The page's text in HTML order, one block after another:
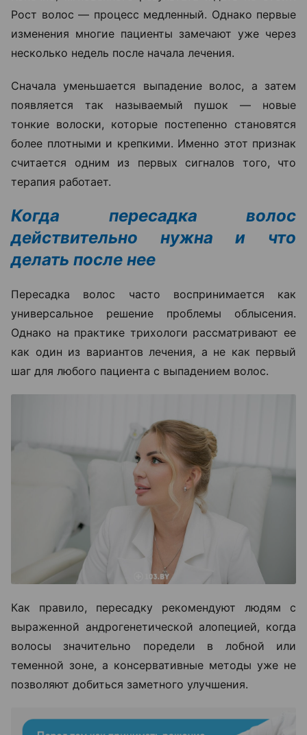
Рост волос — процесс медленный. Однако первые
изменения многие пациенты замечают уже через
несколько недель после начала лечения.
Сначала уменьшается выпадение волос, а затем
появляется так называемый пушок — новые
тонкие волоски, которые постепенно становятся
более плотными и крепкими. Именно этот признак
считается одним из первых сигналов того, что
терапия работает.
Когда пересадка волос
действительно нужна и что
делать после нее
Пересадка волос часто воспринимается как
универсальное решение проблемы облысения.
Однако на практике трихологи рассматривают ее
как один из вариантов лечения, а не как первый
шаг для любого пациента с выпадением волос.
Как правило, пересадку рекомендуют людям с
выраженной андрогенетической алопецией, когда
волосы значительно поредели в лобной или
теменной зоне, а консервативные методы уже не
позволяют добиться заметного улучшения.